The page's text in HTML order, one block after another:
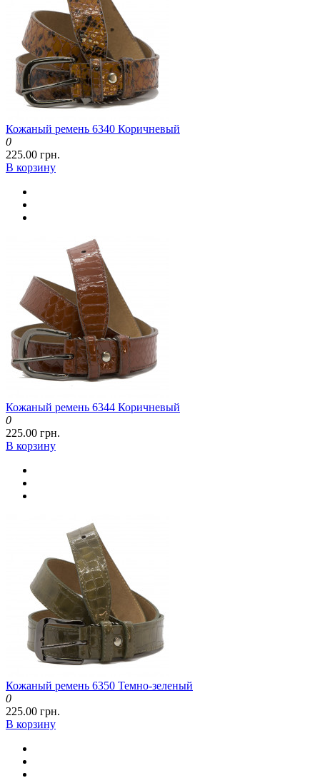
Кожаный ремень 6340 Коричневый
0
225.00 грн.
В корзину
Кожаный ремень 6344 Коричневый
0
225.00 грн.
В корзину
Кожаный ремень 6350 Темно-зеленый
0
225.00 грн.
В корзину